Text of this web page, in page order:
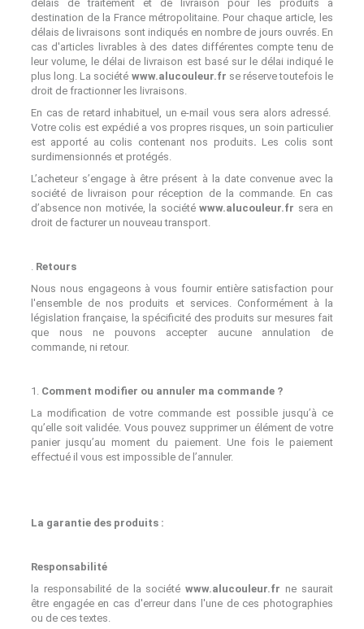
délais de traitement et de livraison pour les produits à
destination de la France métropolitaine. Pour chaque article, les
délais de livraisons sont indiqués en nombre de jours ouvrés. En
cas d'articles livrables à des dates différentes compte tenu de
leur volume, le délai de livraison est basé sur le délai indiqué le
plus long. La société www.alucouleur.fr se réserve toutefois le
droit de fractionner les livraisons.
En cas de retard inhabituel, un e-mail vous sera alors adressé.
Votre colis est expédié a vos propres risques, un soin particulier
est apporté au colis contenant nos produits. Les colis sont
surdimensionnés et protégés.
L’acheteur s’engage à être présent à la date convenue avec la
société de livraison pour réception de la commande. En cas
d’absence non motivée, la société www.alucouleur.fr sera en
droit de facturer un nouveau transport.
. Retours
Nous nous engageons à vous fournir entière satisfaction pour
l'ensemble de nos produits et services. Conformément à la
législation française, la spécificité des produits sur mesures fait
que nous ne pouvons accepter aucune annulation de
commande, ni retour.
1. Comment modifier ou annuler ma commande ?
La modification de votre commande est possible jusqu’à ce
qu’elle soit validée. Vous pouvez supprimer un élément de votre
panier jusqu’au moment du paiement. Une fois le paiement
effectué il vous est impossible de l’annuler.
La garantie des produits :
Responsabilité
la responsabilité de la sociétéwww.alucouleur.fr ne saurait
être engagée en cas d'erreur dans l'une de ces photographies
ou de ces textes.